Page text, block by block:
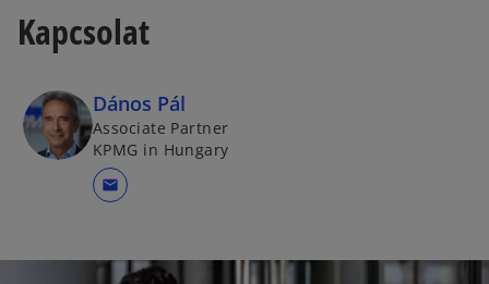
Kapcsolat
Dános Pál
Associate Partner
KPMG in Hungary
mail